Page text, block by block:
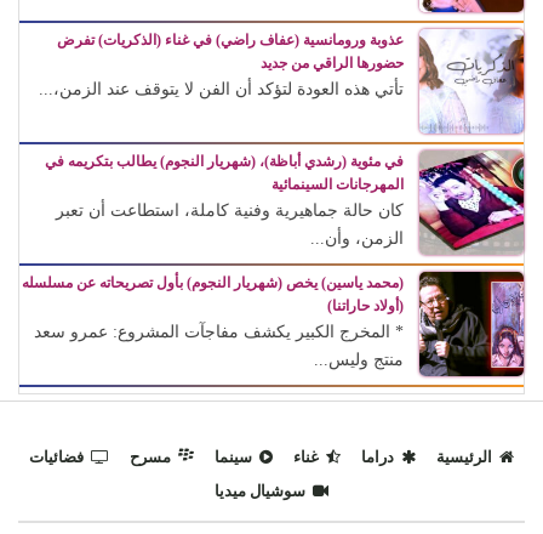
عذوبة ورومانسية (عفاف راضي) في غناء (الذكريات) تفرض
حضورها الراقي من جديد
تأتي هذه العودة لتؤكد أن الفن لا يتوقف عند الزمن،...
في مئوية (رشدي أباظة)، (شهريار النجوم) يطالب بتكريمه في
المهرجانات السينمائية
كان حالة جماهيرية وفنية كاملة، استطاعت أن تعبر
الزمن، وأن...
(محمد ياسين) يخص (شهريار النجوم) بأول تصريحاته عن مسلسله
(أولاد حاراتنا)
* المخرج الكبير يكشف مفاجآت المشروع: عمرو سعد
منتج وليس...
الرئيسية دراما غناء سينما مسرح
فضائيات
سوشيال ميديا